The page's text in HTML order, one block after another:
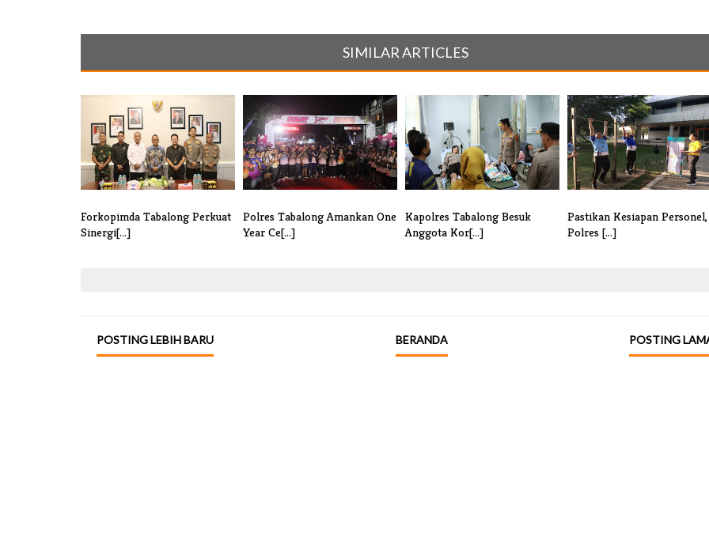
SIMILAR ARTICLES
Forkopimda Tabalong Perkuat
Sinergi[...]
Polres Tabalong Amankan One
Year Ce[...]
Kapolres Tabalong Besuk
Anggota Kor[...]
Pastikan Kesiapan Personel,
Polres [...]
POSTING LEBIH BARU POSTING
BERANDA